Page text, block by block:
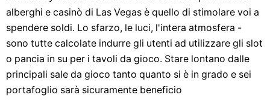
alberghi e casinò di Las Vegas è quello di stimolare voi a
spendere soldi. Lo sfarzo, le luci, l'intera atmosfera -
sono tutte calcolate indurre gli utenti ad utilizzare gli slot
o pancia in su per i tavoli da gioco. Stare lontano dalle
principali sale da gioco tanto quanto si è in grado e sei
portafoglio sarà sicuramente beneficio